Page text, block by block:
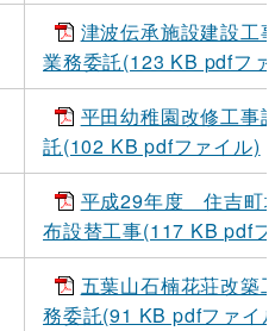
津波伝承施設建設工
業務委託(123 KB pdfフ
平田幼稚園改修工事
託(102 KB pdfファイル)
平成29年度 住吉町
布設替工事(117 KB pdf
五葉山石楠花荘改築
務委託(91 KB pdfファイ